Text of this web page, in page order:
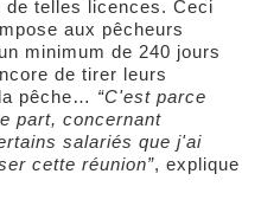
de telles licences. Ceci
aux pêcheurs
minimum de 240 jours
de tirer leurs
pêche… “C'est parce
part, concernant
salariés que j'ai
cette réunion”, explique